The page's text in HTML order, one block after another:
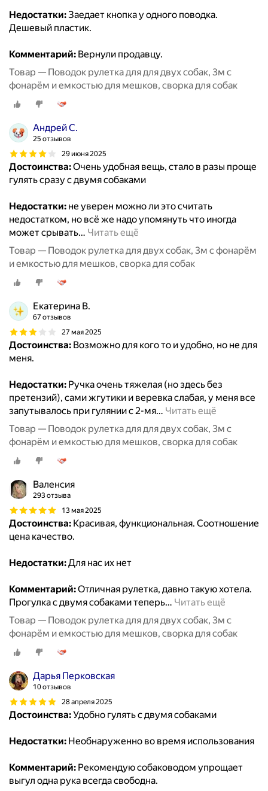
Недостатки:Заедает кнопка у одного поводка.
Дешевый пластик.
Комментарий: Вернули продавцу.
Товар — Поводок рулетка для для двух собак, 3м с
фонарём и емкостью для мешков, сворка для собак
Андрей С.
25 отзывов
29 июня 2025
Достоинства:Очень удобная вещь, стало в разы проще
гулять сразу с двумя собаками
Недостатки: не уверен можно ли это считать
недостатком, но всё же надо упомянуть что иногда
может срывать… Читать ещё
Товар — Поводок рулетка для двух собак, 3м с фонарём
и емкостью для мешков, сворка для собак
Екатерина В.
67 отзывов
27 мая 2025
Достоинства: Возможно для кого то и удобно, но не для
меня.
Недостатки: Ручка очень тяжелая (но здесь без
претензий), сами жгутики и веревка слабая, у меня все
запутывалось при гулянии с 2-мя… Читать ещё
Товар — Поводок рулетка для для двух собак, 3м с
фонарём и емкостью для мешков, сворка для собак
Валенсия
293 отзыва
13 мая 2025
Достоинства: Красивая, функциональная. Соотношение
цена качество.
Недостатки:Для нас их нет
Комментарий:Отличная рулетка, давно такую хотела.
Прогулка с двумя собаками теперь… Читать ещё
Товар — Поводок рулетка для для двух собак, 3м с
фонарём и емкостью для мешков, сворка для собак
Дарья Перковская
10 отзывов
28 апреля 2025
Достоинства:Удобно гулять с двумя собаками
Недостатки: Необнаруженно во время использования
Комментарий: Рекомендую собаководом упрощает
выгул одна рука всегда свободна.